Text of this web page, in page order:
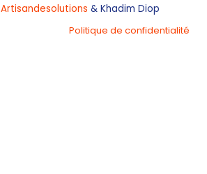
Artisandesolutions & Khadim Diop
Politique de confidentialité